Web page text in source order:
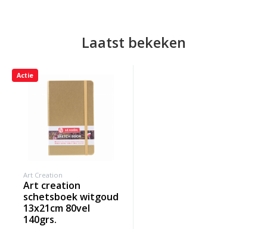
Laatst bekeken
Actie
Art Creation
art creation
schetsboek witgoud
13x21cm 80vel
140grs.